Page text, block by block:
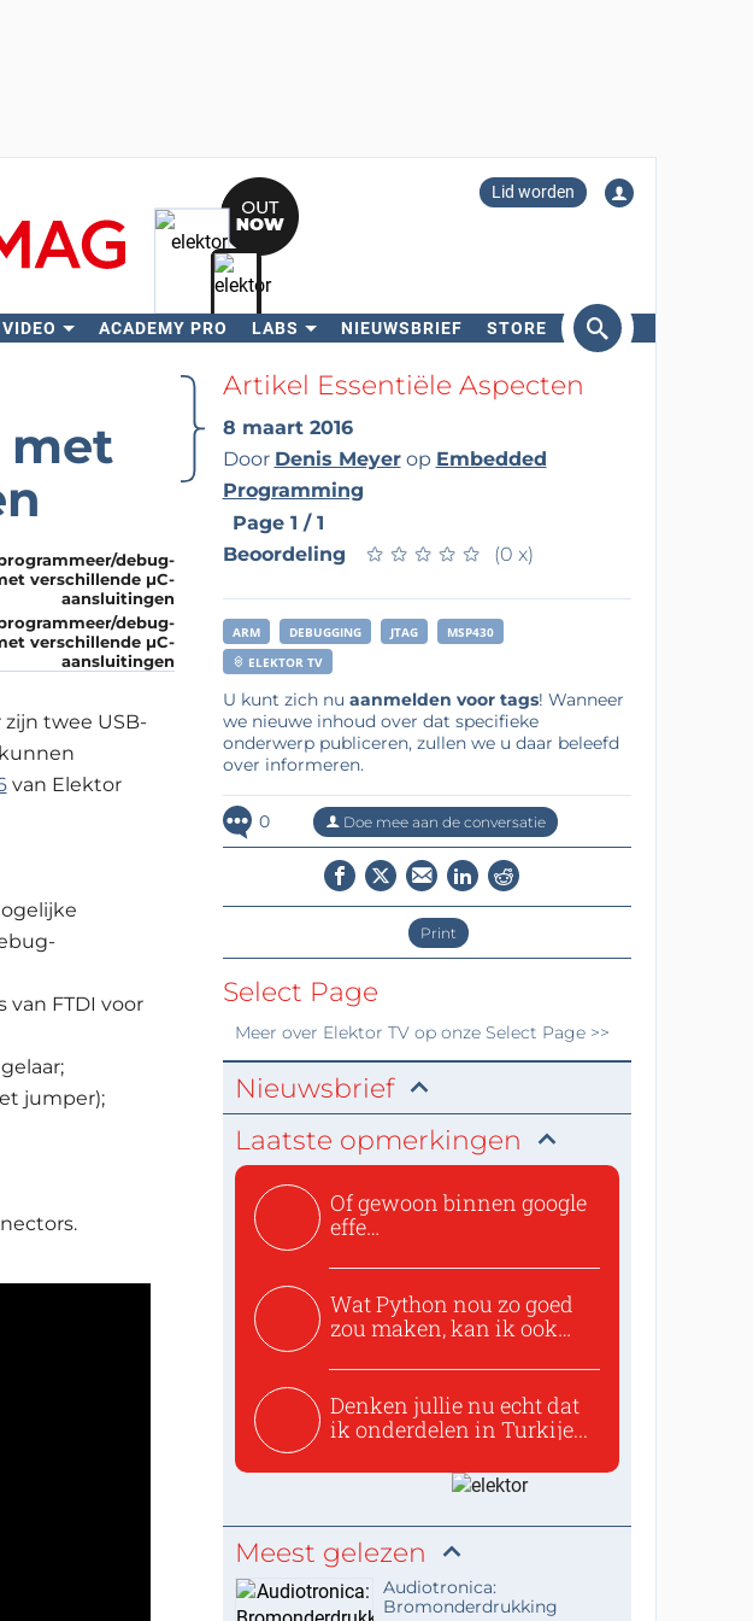
Lid worden
VIDEO ACADEMY PRO LABS NIEUWSBRIEF STORE
Zoeken
met
debug-
verschillende µC-
aansluitingen
twee USB-
van Elektor
van FTDI voor
jumper);
Artikel Essentiële Aspecten
8 maart 2016
Door Denis Meyerop Embedded
Programming
Page 1 / 1
Beoordeling
★ ★ ★ ★ ★
★ ★ ★ ★ ★ (0 x)
ARM DEBUGGING JTAG
MSP430
ELEKTOR TV
U kunt zich nu aanmelden voor tags! Wanneer
we nieuwe inhoud over dat specifieke
onderwerp publiceren, zullen we u daar beleefd
over informeren.
0 Doe mee aan de conversatie
Print
Select Page
Meer over Elektor TVop onze Select Page >>
Nieuwsbrief
Laatste opmerkingen
Of gewoon binnen google
effe
Wat Python nou zo goed
zou maken, kan ik ook
Denken jullie nu echt dat
ik onderdelen in Turkije...
Meest gelezen
Audiotronica:
Bromonderdrukking